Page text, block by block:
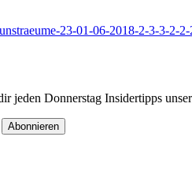
23-01-06-2018-2-3-3-2-
jeden Donnerstag Insidertipps
Abonnieren